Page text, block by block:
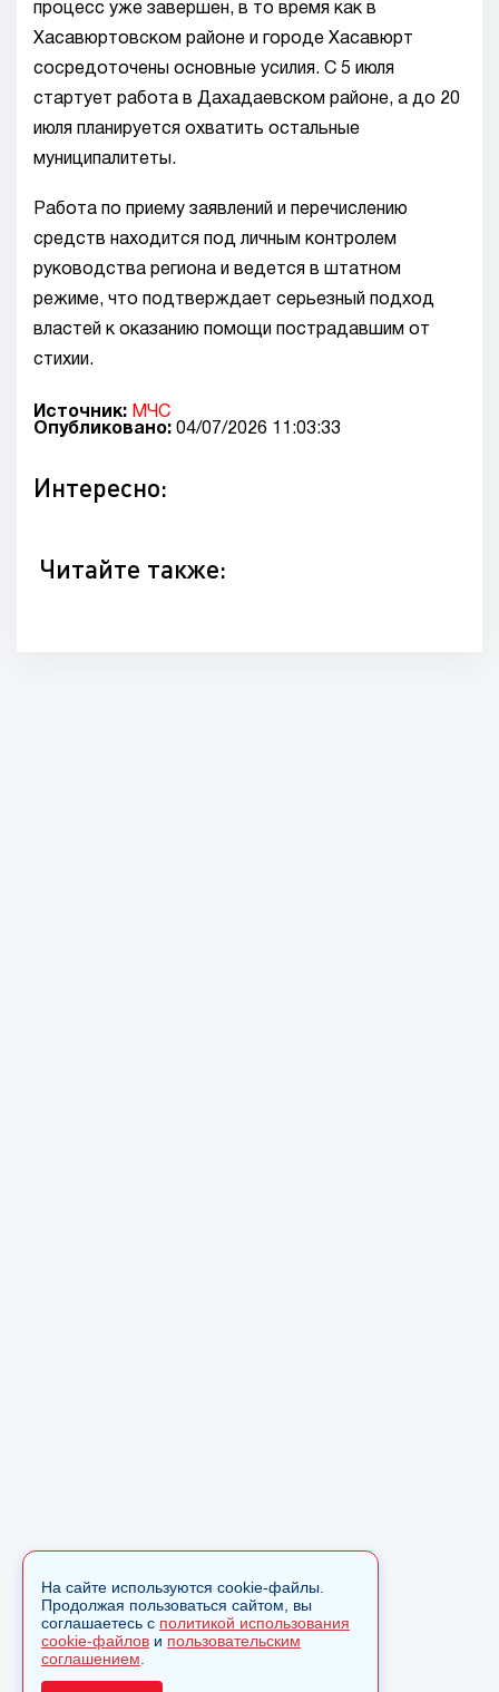
процесс уже завершен, в то время как в
Хасавюртовском районе и городе Хасавюрт
сосредоточены основные усилия. С 5 июля
стартует работа в Дахадаевском районе, а до 20
июля планируется охватить остальные
муниципалитеты.
Работа по приему заявлений и перечислению
средств находится под личным контролем
руководства региона и ведется в штатном
режиме, что подтверждает серьезный подход
властей к оказанию помощи пострадавшим от
стихии.
Источник: МЧС
Опубликовано: 04/07/2026 11:03:33
Интересно:
Читайте также:
На сайте используются cookie-файлы.
Продолжая пользоваться сайтом, вы
соглашаетесь с политикой использования
cookie-файлов и пользовательским
соглашением